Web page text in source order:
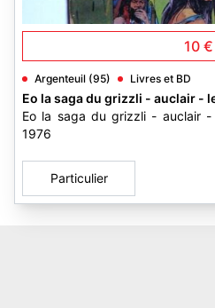
10 €
Argenteuil (95) Livres et BD
Eo la saga du grizzli - auclair -
Eo la saga du grizzli - auclair -
1976
Particulier